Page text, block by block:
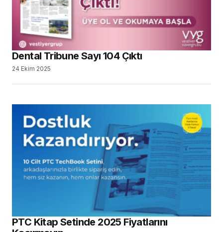
Dental Tribune Sayı 104 Çıktı
24 Ekim 2025
PTC Kitap Setinde 2025 Fiyatlarını